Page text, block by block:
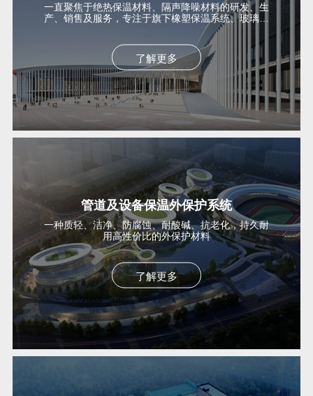
一直聚焦于绝热保温材料、隔声降噪材料的研发、生
产、销售及服务，专注于旗下橡塑保温系统、玻璃棉
保温系统、UPVC外保护系统、复合风管系统、隔声
了解更多
管道及设备保温外保护系统
一种质轻、洁净、防腐蚀、耐酸碱、抗老化，持久耐
用高性价比的外保护材料
了解更多